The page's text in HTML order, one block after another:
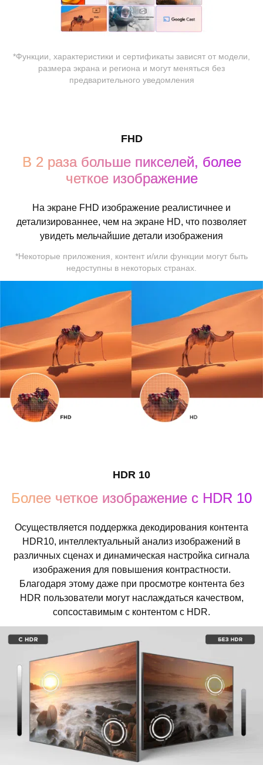
*Функции, характеристики и сертификаты зависят от модели,
размера экрана и региона и могут меняться без
предварительного уведомления
FHD
В 2 раза больше пикселей, более
четкое изображение
На экране FHD изображение реалистичнее и
детализированнее, чем на экране HD, что позволяет
увидеть мельчайшие детали изображения
*Некоторые приложения, контент и/или функции могут быть
недоступны в некоторых странах.
HDR 10
Более четкое изображение с HDR 10
Осуществляется поддержка декодирования контента
HDR10, интеллектуальный анализ изображений в
различных сценах и динамическая настройка сигнала
изображения для повышения контрастности.
Благодаря этому даже при просмотре контента без
HDR пользователи могут наслаждаться качеством,
сопсоставимым с контентом с HDR.